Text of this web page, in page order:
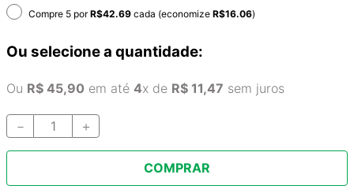
Compre 5 porR$42.69 cada (economize R$16.06)
Ou selecione a quantidade:
Ou R$ 45,90 em até 4x de R$ 11,47 sem juros
＋
－
COMPRAR